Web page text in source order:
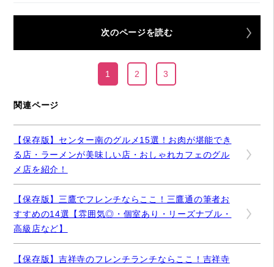
次のページを読む
1 2 3
関連ページ
【保存版】センター南のグルメ15選！お肉が堪能でき
る店・ラーメンが美味しい店・おしゃれカフェのグル
メ店を紹介！
【保存版】三鷹でフレンチならここ！三鷹通の筆者お
すすめの14選【雰囲気◎・個室あり・リーズナブル・
高級店など】
【保存版】吉祥寺のフレンチランチならここ！吉祥寺